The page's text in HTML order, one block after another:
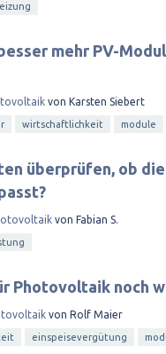
mehr PV-
von Karsten Siebert
wirtschaftlichkeit module
überprüfen, ob
von Fabian S.
Photovoltaik noch
von Rolf Maier
einspeisevergütung